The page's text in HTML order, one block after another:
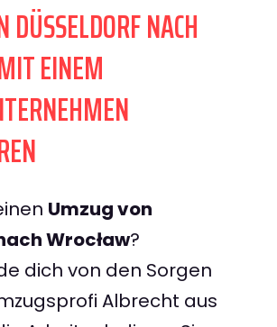
NACH
EINEM
Umzug von
Wrocław?
dich von den Sorgen
Albrecht aus